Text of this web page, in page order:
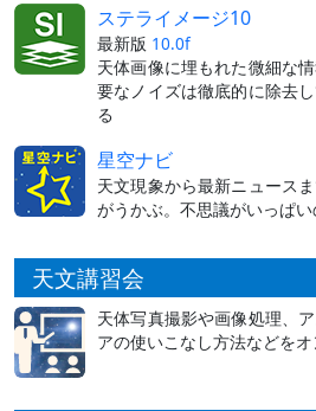
ステライメージ10
最新版 10.0f
天体画像に埋もれた微細な
要なノイズは徹底的に除去
る
星空ナビ
天文現象から最新ニュース
がうかぶ。不思議がいっぱ
天文講習会
天体写真撮影や画像処理、
アの使いこなし方法などを